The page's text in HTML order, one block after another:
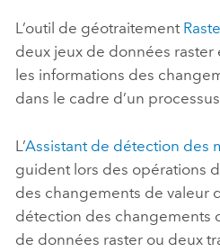
L’outil de géotraitement
deux jeux de données
les informations des
dans le cadre d’un
L’Assistant de détection des
guident lors des opérations
des changements de valeur
détection des changements
de données raster ou deux